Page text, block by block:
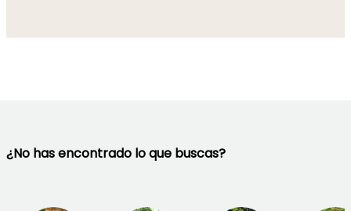
¿No has encontrado lo que buscas?